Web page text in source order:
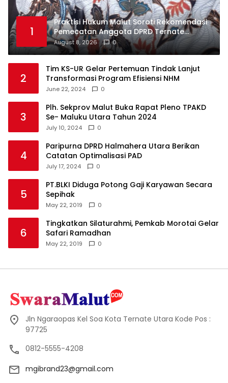
1
Praktisi Hukum Malut Soroti Rekomendasi
Pemecatan Anggota DPRD Ternate
Nurjaya Hi Ibrahim
August 8, 2026 0
2
Tim KS-UR Gelar Pertemuan Tindak Lanjut
Transformasi Program Efisiensi NHM
June 22, 2024 0
3
Plh. Sekprov Malut Buka Rapat Pleno TPAKD
Se- Maluku Utara Tahun 2024
July 10, 2024 0
4
Paripurna DPRD Halmahera Utara Berikan
Catatan Optimalisasi PAD
July 17, 2024 0
5
PT.BLKI Diduga Potong Gaji Karyawan Secara
Sepihak
May 22, 2019 0
6
Tingkatkan Silaturahmi, Pemkab Morotai Gelar
Safari Ramadhan
May 22, 2019 0
Jln Ngaraopas Kel Soa Kota Ternate Utara Kode Pos :
97725
0812-5555-4208
mgibrand23@gmail.com